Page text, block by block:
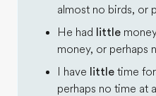
almost no birds, or
He had
little
money, or perhaps
I have little time
perhaps no time at all